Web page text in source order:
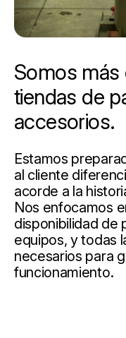
Somos más
tiendas de
accesorios.
Estamos
al cliente
acorde a la
Nos enfocamos
disponibilidad de
equipos, y todas
necesarios para
funcionamiento.